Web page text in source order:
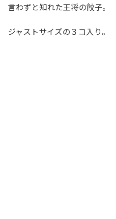
言わずと知れた王将の餃子。
ジャストサイズの３コ入り。